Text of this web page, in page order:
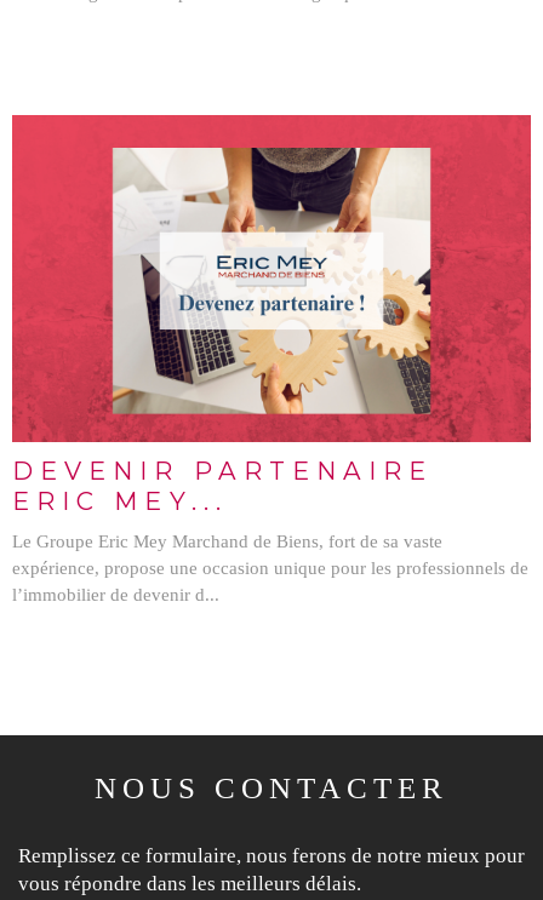
DEVENIR PARTENAIRE
ERIC MEY...
Le Groupe Eric Mey Marchand de Biens, fort de sa vaste
expérience, propose une occasion unique pour les professionnels de
l’immobilier de devenir d...
LIRE L'ARTICLE
NOUS CONTACTER
Remplissez ce formulaire, nous ferons de notre mieux pour
vous répondre dans les meilleurs délais.